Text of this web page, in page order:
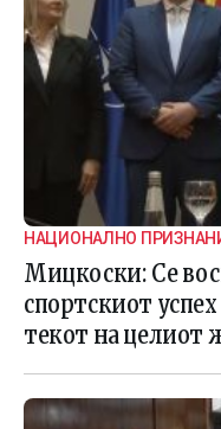
НАЦИОНАЛНО
Мицкоски: Се
спортскиот
текот на целиот